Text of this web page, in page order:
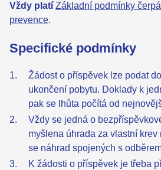
Vždy platí Základní podmínky
prevence.
Specifické podmínky
Žádost o příspěvek lze podat
ukončení pobytu. Doklady k
pak se lhůta počítá od
Vždy se jedná o
myšlena úhrada za vlastní krev
se náhrad spojených s
K žádosti o příspěvek je třeba